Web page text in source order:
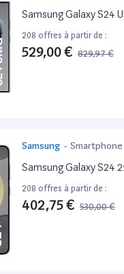
Samsung Galaxy S24
208 offres à partir de :
529,00 € 829,97 €
Samsung - Smartphone
Samsung Galaxy S24
208 offres à partir de :
402,75 € 530,00 €